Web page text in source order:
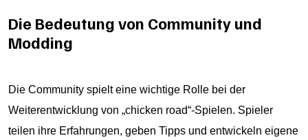
Die Bedeutung von Community und
Modding
Die Community spielt eine wichtige Rolle bei der
Weiterentwicklung von „chicken road“-Spielen. Spieler
teilen ihre Erfahrungen, geben Tipps und entwickeln eigene